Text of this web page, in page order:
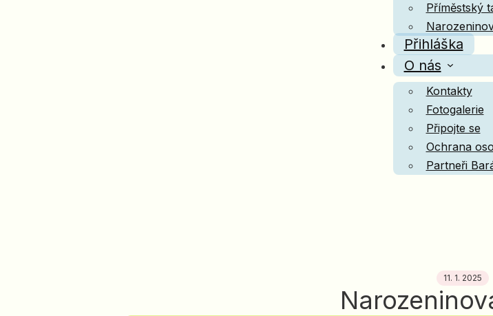
Příměstský
Přihláška
O nás
Kontakty
Fotogalerie
Připojte se
Ochrana
Partneři
11. 1. 2025